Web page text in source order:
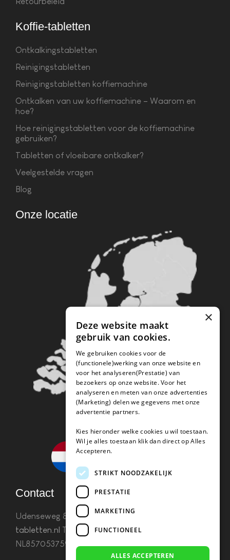
Koffie-tabletten
Ontkalkingstabletten
Reinigingstabletten
Reinigingstabletten koffiemachine
Ontkalken van uw koffiemachine – Waarom en
hoe?
Hoe reinigingstabletten voor de koffiemachine
gebruiken?
Tabletten of vloeibare ontkalker?
Veelgestelde vragen
Blog
Onze locatie
Contact
Udenseweg 8B 5405 PA Udeninfo(@)koffie-
tabletten.nl Tel. 085 782 5578KvK 67529623 Btw:
NL857053759B01
×
Deze website maakt
gebruik van cookies.
We gebruiken cookies voor de
(functionele)werking van onze website en
voor het analyseren(Prestatie) van
bezoekers op onze website. Voor het
analyseren en meten van onze advertenties
(Marketing) delen we gegevens met onze
advertentie partners.
Kies hieronder welke cookies u wil toestaan.
Wil je alles toestaan klik dan direct op Alles
Accepteren.
STRIKT NOODZAKELIJK
PRESTATIE
MARKETING
FUNCTIONEEL
ALLES ACCEPTEREN